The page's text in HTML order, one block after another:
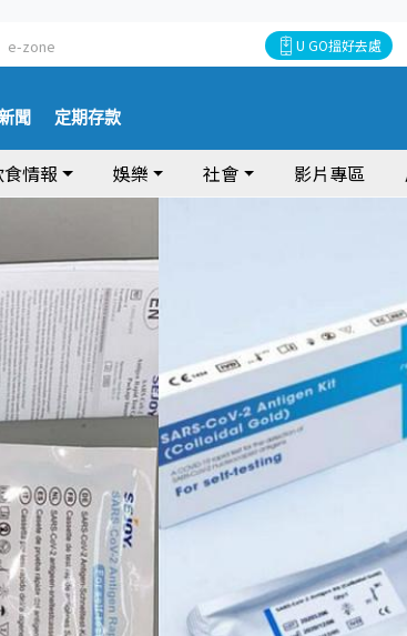
e-zone U GO搵好去處
聞 定期存款
情報 娛樂 社會 影片專區